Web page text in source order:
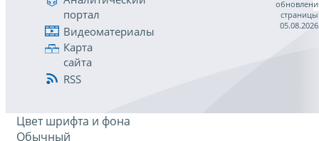
портал
Видеоматериалы
Карта
сайта
RSS
страницы
05.08.2026
Цвет шрифта и фона
Обычный